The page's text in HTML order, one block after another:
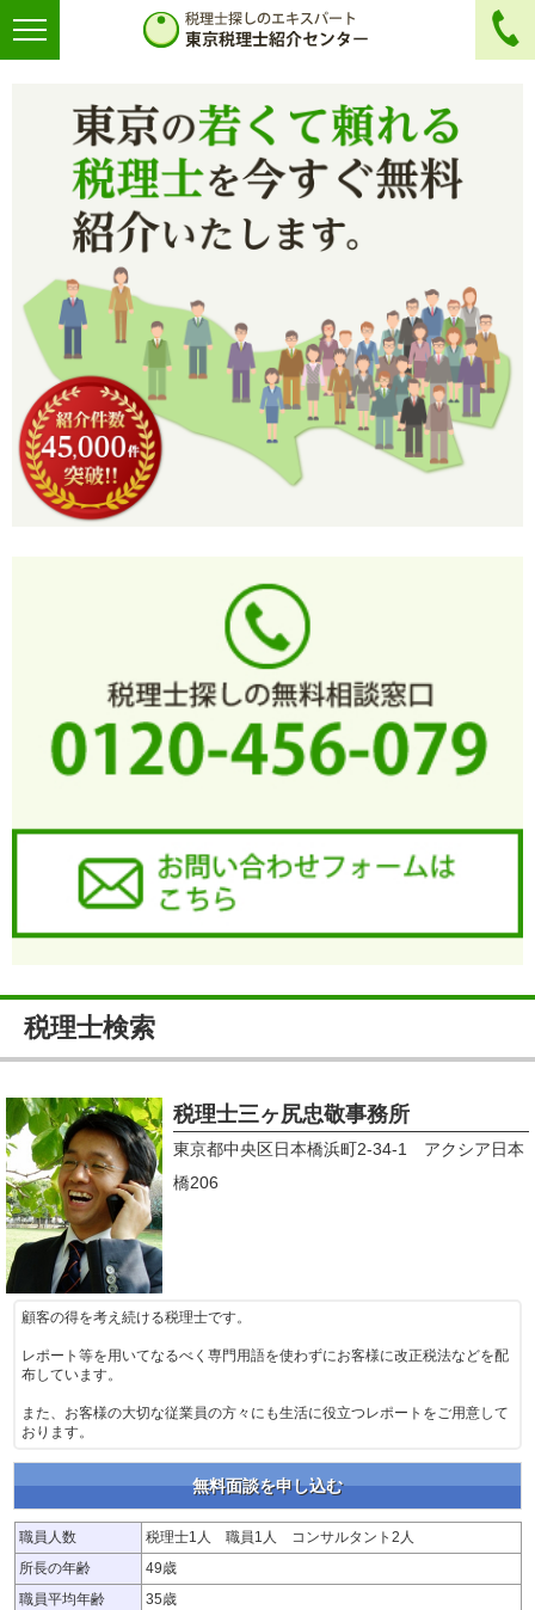
税理士検索
税理士三ヶ尻忠敬事務所
東京都中央区日本橋浜町2-34-1 アクシア日本
橋206
顧客の得を考え続ける税理士です。
レポート等を用いてなるべく専門用語を使わずにお客様に改正税法などを配
布しています。
また、お客様の大切な従業員の方々にも生活に役立つレポートをご用意して
おります。
無料面談を申し込む
職員人数
税理士1人 職員1人 コンサルタント2人
所長の年齢
49歳
職員平均年齢
35歳